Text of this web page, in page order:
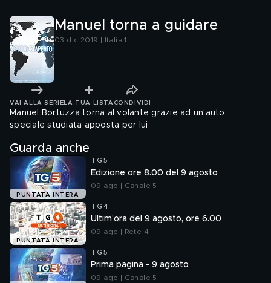
Manuel torna a guidare
03 dic 2019 | Italia 1
VAI ALLA SERIE LA TUA LISTA CONDIVIDI
Manuel Bortuzza torna al volante grazie ad un'auto
speciale studiata apposta per lui
Guarda anche
PUNTATA INTERA
TG5
Edizione ore 8.00 del 9 agosto
09 ago | Canale 5
PUNTATA INTERA
TG4
Ultim'ora del 9 agosto, ore 6.00
09 ago | Rete 4
TG5
Prima pagina - 9 agosto
09 ago | Canale 5